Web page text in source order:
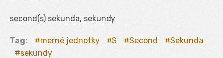
second(s) sekunda, sekundy
Tag: merné jednotky S Second
Sekunda
sekundy